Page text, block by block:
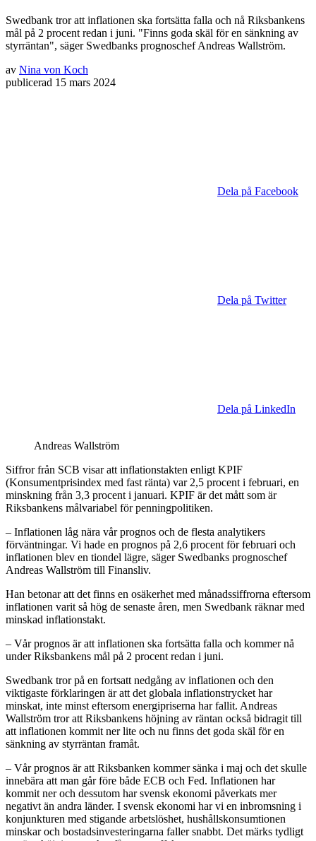
Swedbank tror att inflationen ska fortsätta falla och nå Riksbankens
mål på 2 procent redan i juni. "Finns goda skäl för en sänkning av
styrräntan", säger Swedbanks prognoschef Andreas Wallström.
av Nina von Koch
publicerad 15 mars 2024
Dela på Facebook
Dela på Twitter
Dela på LinkedIn
Andreas Wallström
Siffror från SCB visar att inflationstakten enligt KPIF
(Konsumentprisindex med fast ränta) var 2,5 procent i februari, en
minskning från 3,3 procent i januari. KPIF är det mått som är
Riksbankens målvariabel för penningpolitiken.
– Inflationen låg nära vår prognos och de flesta analytikers
förväntningar. Vi hade en prognos på 2,6 procent för februari och
inflationen blev en tiondel lägre, säger Swedbanks prognoschef
Andreas Wallström till Finansliv.
Han betonar att det finns en osäkerhet med månadssiffrorna eftersom
inflationen varit så hög de senaste åren, men Swedbank räknar med
minskad inflationstakt.
– Vår prognos är att inflationen ska fortsätta falla och kommer nå
under Riksbankens mål på 2 procent redan i juni.
Swedbank tror på en fortsatt nedgång av inflationen och den
viktigaste förklaringen är att det globala inflationstrycket har
minskat, inte minst eftersom energipriserna har fallit. Andreas
Wallström tror att Riksbankens höjning av räntan också bidragit till
att inflationen kommit ner lite och nu finns det goda skäl för en
sänkning av styrräntan framåt.
– Vår prognos är att Riksbanken kommer sänka i maj och det skulle
innebära att man går före både ECB och Fed. Inflationen har
kommit ner och dessutom har svensk ekonomi påverkats mer
negativt än andra länder. I svensk ekonomi har vi en inbromsning i
konjunkturen med stigande arbetslöshet, hushållskonsumtionen
minskar och bostadsinvesteringarna faller snabbt. Det märks tydligt